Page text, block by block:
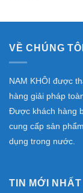
VỀ CHÚNG TÔI
NAM KHÔI được
hàng giải pháp
Được khách hàng
cung cấp sản
dụng trong nước.
TIN MỚI NHẤT